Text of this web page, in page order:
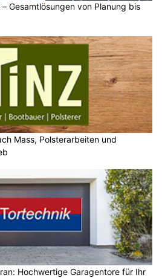
Gesamtlösungen von Planung bis
Mass, Polsterarbeiten und
Hochwertige Garagentore für Ihr